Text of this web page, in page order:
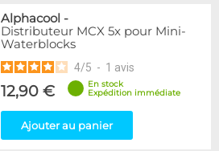
Alphacool -
Distributeur MCX 5x pour Mini-
Waterblocks
4/5 - 1 avis
12,90 €
En stock
Expédition immédiate
Ajouter au panier